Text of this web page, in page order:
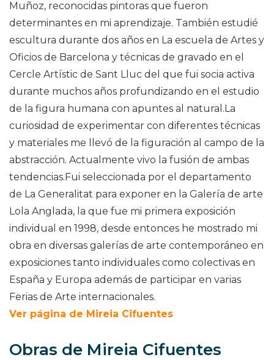
Muñoz, reconocidas pintoras que fueron
determinantes en mi aprendizaje. También estudié
escultura durante dos años en La escuela de Artes y
Oficios de Barcelona y técnicas de gravado en el
Cercle Artístic de Sant Lluc del que fui socia activa
durante muchos años profundizando en el estudio
de la figura humana con apuntes al natural.La
curiosidad de experimentar con diferentes técnicas
y materiales me llevó de la figuración al campo de la
abstracción. Actualmente vivo la fusión de ambas
tendencias.Fui seleccionada por el departamento
de La Generalitat para exponer en la Galería de arte
Lola Anglada, la que fue mi primera exposición
individual en 1998, desde entonces he mostrado mi
obra en diversas galerías de arte contemporáneo en
exposiciones tanto individuales como colectivas en
España y Europa además de participar en varias
Ferias de Arte internacionales.
Ver página de Mireia Cifuentes
Obras de Mireia Cifuentes